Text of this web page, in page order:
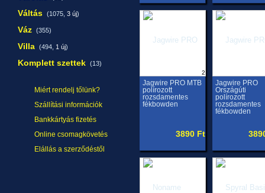
Váltás (1075, 3 új)
Váz (355)
Villa (494, 1 új)
Komplett szettek (13)
Miért rendelj tőlünk?
Szállítási információk
Bankkártyás fizetés
Online csomagkövetés
Elállás a szerződéstől
2
Jagwire PRO MTB
polírozott
rozsdamentes
fékbowden
3890 Ft
Jagwire PRO
Országúti
polírozott
rozsdamentes
fékbowden